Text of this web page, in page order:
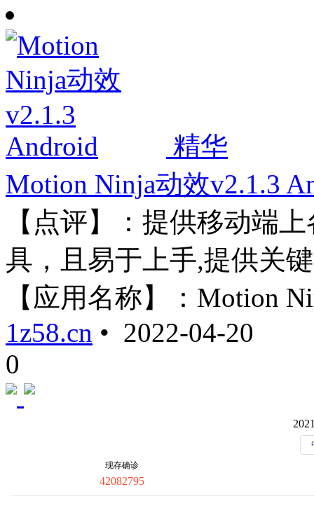
精华
Motion Ninja动效v2.1.3
【点评】：提供移动端
具，且易于上手,提供关
【应用名称】：Motion
1z58.cn • 2022-04-20
0